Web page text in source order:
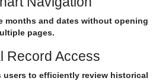
months and dates without opening
pages.
Record Access
users to efficiently review historical